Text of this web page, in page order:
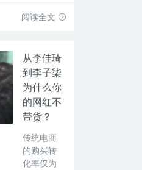
阅读全文
从李佳琦
到李子柒
为什么你
的网红不
带货？
传统电商
的购买转
化率仅为